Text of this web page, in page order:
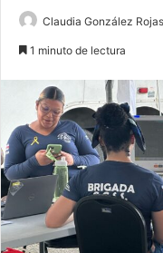
Claudia González Rojas
1 minuto de lectura